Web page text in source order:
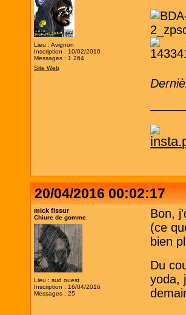
Lieu : Avignon
Inscription : 10/02/2010
Messages : 1 264
Site Web
20/04/2016 00:02:17
mick fissur
Chiure de gomme
Lieu : sud ouest
Inscription : 16/04/2016
Messages : 25
Bon,
(ce
bien
Du
yoda,